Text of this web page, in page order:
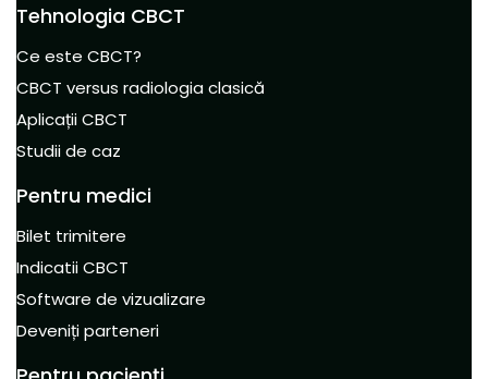
Tehnologia CBCT
Ce este CBCT?
CBCT versus radiologia clasică
Aplicații CBCT
Studii de caz
Pentru medici
Bilet trimitere
Indicatii CBCT
Software de vizualizare
Deveniți parteneri